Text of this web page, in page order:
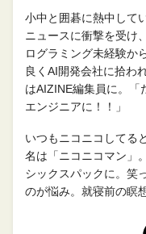
小中と囲碁に熱中して
ニュースに衝撃を受け
ログラミング未経験か
良くAI開発会社に拾わ
はAIZINE編集員に。「
エンジニアに！！」
いつもニコニコしてる
名は「ニコニコマン」
シックスパックに。笑
のが悩み。就寝前の瞑